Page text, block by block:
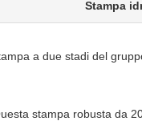
Stampa
a due stadi del
stampa robusta da